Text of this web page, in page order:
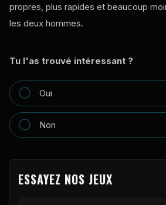
propres, plus rapides et beaucoup
les deux hommes.
Tu l'as trouvé intéressant ?
Oui
Non
ESSAYEZ NOS JEUX